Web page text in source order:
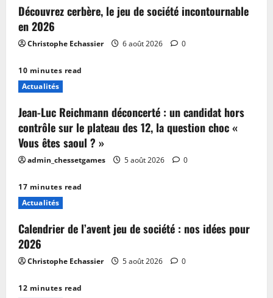
Découvrez cerbère, le jeu de société incontournable
en 2026
Christophe Echassier 6 août 2026 0
10 minutes read
Actualités
Jean-Luc Reichmann déconcerté : un candidat hors
contrôle sur le plateau des 12, la question choc «
Vous êtes saoul ? »
admin_chessetgames 5 août 2026 0
17 minutes read
Actualités
Calendrier de l’avent jeu de société : nos idées pour
2026
Christophe Echassier 5 août 2026 0
12 minutes read